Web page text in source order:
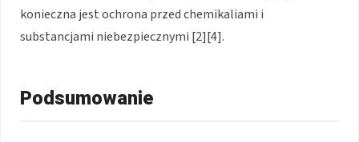
konieczna jest ochrona przed chemikaliami i
substancjami niebezpiecznymi [2][4].
Podsumowanie